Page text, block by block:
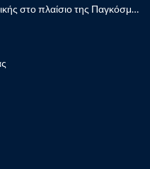
Ενδοσχολικός διαγωνισμός ζωγραφικής στο πλαίσιο της Παγκόσμιας Ημέρας Παιδικού Βιβλίου